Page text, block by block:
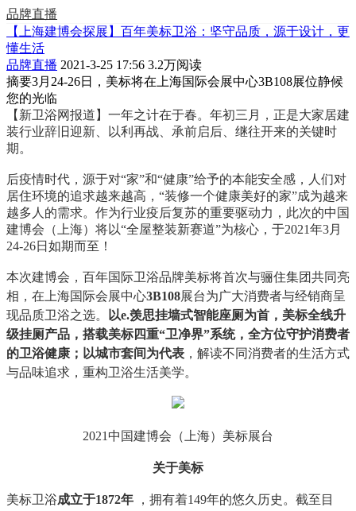
品牌直播
【上海建博会探展】百年美标卫浴：坚守品质，源于设计，更
懂生活
品牌直播 2021-3-25 17:56 3.2万阅读
摘要3月24-26日，美标将在上海国际会展中心3B108展位静候
您的光临
【新卫浴网报道】一年之计在于春。年初三月，正是大家居建
装行业辞旧迎新、以利再战、承前启后、继往开来的关键时
期。
后疫情时代，源于对“家”和“健康”给予的本能安全感，人们对
居住环境的追求越来越高，“装修一个健康美好的家”成为越来
越多人的需求。作为行业疫后复苏的重要驱动力，此次的中国
建博会（上海）将以“全屋整装新赛道”为核心， 于2021年3月
24-26日如期而至！
本次建博会，百年国际卫浴品牌美标将首次与骊住集团共同亮
相，在上海国际会展中心3B108展台为广大消费者与经销商呈
现品质卫浴之选。
以e.羡思挂墙式智能座厕为首，美标全线升
级挂厕产品，搭载美标四重“卫净界”系统，全方位守护消费者
的卫浴健康；以城市套间为代表 ，解读不同消费者的生活方式
与品味追求，重构卫浴生活美学。
2021中国建博会（上海）美标展台
关于美标
美标卫浴成立于1872年
，拥有着149年的悠久历史。截至目